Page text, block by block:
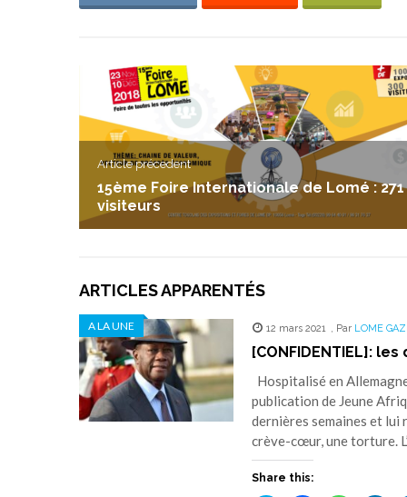
Article précedent
15ème Foire Internationale de Lomé : 271
visiteurs
ARTICLES APPARENTÉS
A LA UNE 12 mars 2021 , Par LOME
[CONFIDENTIEL]:
Hospitalisé en
publication de Jeune
dernières semaines et
crève-cœur, une torture.
Share this: